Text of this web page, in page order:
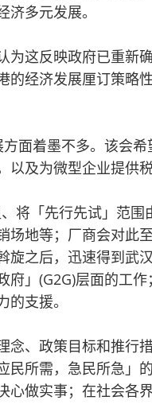
多元发展。
为这反映政府已重新
的经济发展厘订策略
面着墨不多。 该会希
及为微型企业提供税
将「先行先试」范
地等；厂商会对此至
旋之后，迅速得到武
」(G2G)层面的工
支援。
、政策目标和推行
所需，急民所急」的
心做实事；在社会各